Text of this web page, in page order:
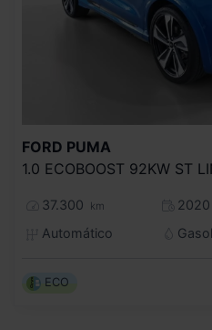
FORD PUMA
1.0 ECOBOOST 92KW ST
37.300 km
2020
Automático
ECO